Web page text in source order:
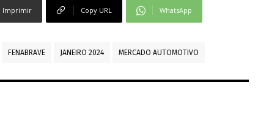
Imprimir Copy URL WhatsApp
FENABRAVE JANEIRO 2024 MERCADO AUTOMOTIVO